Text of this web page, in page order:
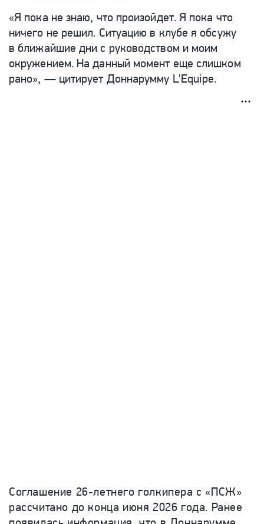
«Я пока не знаю, что произойдет. Я пока что
ничего не решил. Ситуацию в клубе я обсужу
в ближайшие дни с руководством и моим
окружением. На данный момент еще слишком
рано», — цитирует Доннарумму L'Equipe.
Соглашение 26-летнего голкипера с «ПСЖ»
рассчитано до конца июня 2026 года. Ранее